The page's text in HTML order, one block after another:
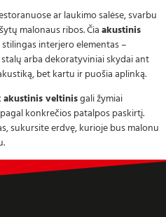
ar laukimo salėse, svarbu
malonaus ribos. Čiaakustinis
interjero elementas –
arba dekoratyviniai skydai ant
bet kartu ir puošia aplinką.
akustinis veltinisgali žymiai
konkrečios patalpos paskirtį.
sukursite erdvę, kurioje bus malonu